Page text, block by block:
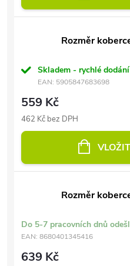
Rozměr
Skladem - rychlé
EAN: 5905847683698
559 Kč
462 Kč bez DPH
Rozměr
Do 5-7 pracovních dnů
EAN: 8680401345416
639 Kč